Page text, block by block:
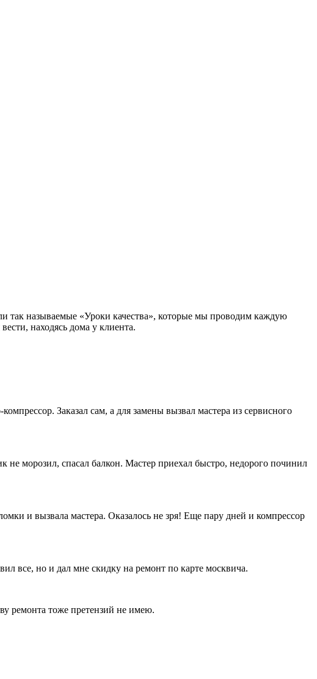
так называемые «Уроки качества», которые мы проводим каждую
находясь дома у клиента.
Заказал сам, а для замены вызвал мастера из сервисного
не морозил, спасал балкон. Мастер приехал быстро, недорого починил
и вызвала мастера. Оказалось не зря! Еще пару дней и компрессор
все, но и дал мне скидку на ремонт по карте москвича.
ремонта тоже претензий не имею.